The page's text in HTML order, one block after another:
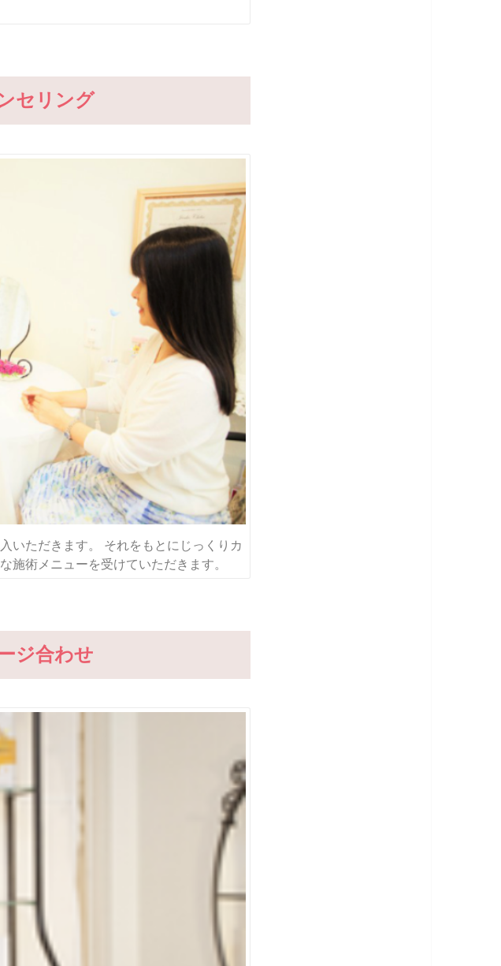
セリング
いただきます。 それをもとにじっくりカ
施術メニューを受けていただきます。
ジ合わせ